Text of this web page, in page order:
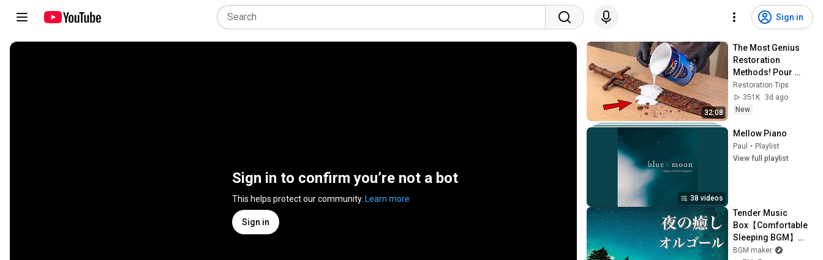
Sign in
Sign in to confirm you’re not a bot
This helps protect our community. Learn more
Sign in
32:08
The Most Genius
Restoration
Methods! Pour
paint onto old rusty
sword You'll be
surprised the
Restoration Tips
351K
3d ago
New
38 videos
Mellow Piano
Paul • Playlist
View full playlist
Tender Music
Box【Comfortable
Sleeping BGM】
Calming, Nostalgic
BGM maker